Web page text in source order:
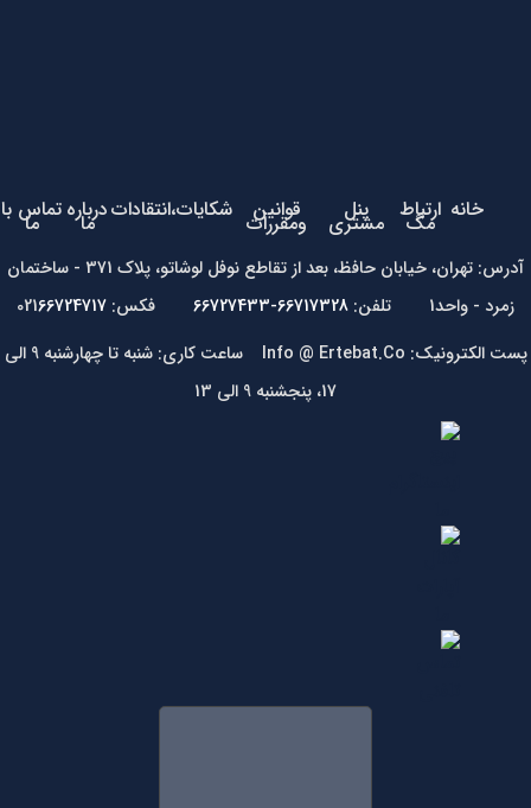
خانه ارتباط
مگ پنل
مشتری قوانین
ومقررات شکایات،انتقاداتدرباره
ما تماس با
ما
آدرس: تهران، خیابان حافظ، بعد از تقاطع نوفل لوشاتو، پلاک 371 - ساختمان
زمرد - واحد1 تلفن:
66717328-66727433 فکس: 021 66724717
پست الکترونیک: Info @ Ertebat.Co ساعت کاری: شنبه تا چهارشنبه 9 الی
17، پنجشنبه 9 الی 13